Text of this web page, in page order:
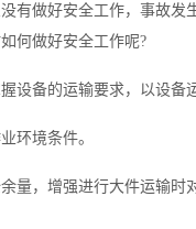
有做好安全工作，事故
何做好安全工作呢?
设备的运输要求，以设备
环境条件。
量，增强进行大件运输时